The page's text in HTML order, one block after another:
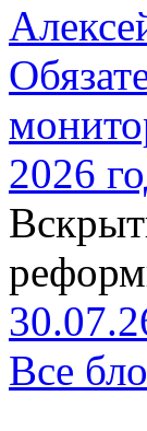
2026
Все